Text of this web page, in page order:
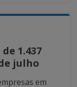
1.437
julho
em